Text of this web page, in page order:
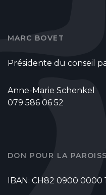
MARC BOVET
Présidente du conseil
Anne-Marie Schenkel
079 586 06 52
DON POUR LA
IBAN: CH82 0900 0000